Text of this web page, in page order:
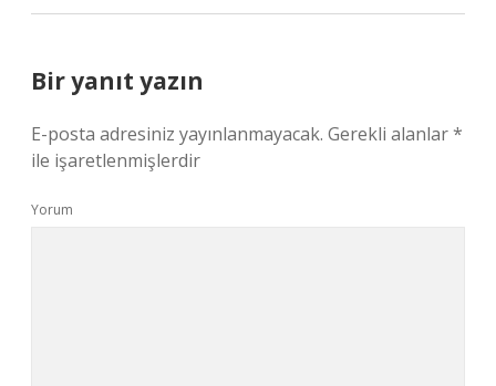
Bir yanıt yazın
E-posta adresiniz yayınlanmayacak. Gerekli alanlar*
ile işaretlenmişlerdir
Yorum